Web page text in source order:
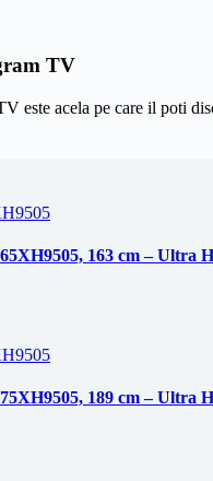
TV
este acela pe care il poti
163 cm – Ultra
189 cm – Ultra